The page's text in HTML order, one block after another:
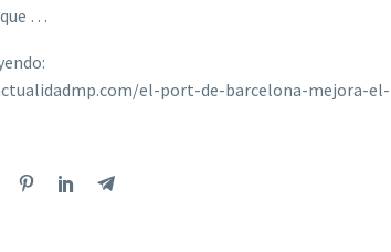
…
el-port-de-barcelona-mejora-